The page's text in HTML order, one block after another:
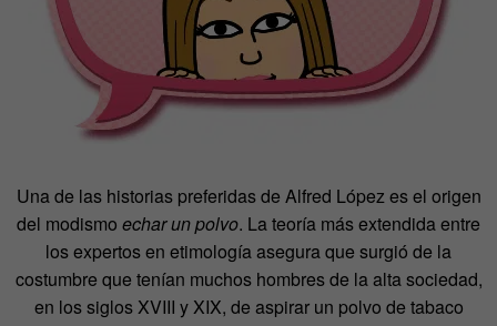
Una de las historias preferidas de Alfred López es el origen
del modismo echar un polvo. La teoría más extendida entre
los expertos en etimología asegura que surgió de la
costumbre que tenían muchos hombres de la alta sociedad,
en los siglos XVIII y XIX, de aspirar un polvo de tabaco